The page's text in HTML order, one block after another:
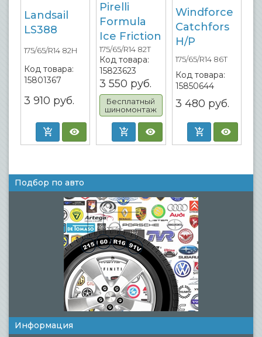
Landsail
LS388
175/65/R14 82H
Код товара:
15801367
3 910 руб.
Pirelli
Formula
Ice Friction
175/65/R14 82T
Код товара:
15823623
3 550 руб.
Бесплатный
шиномонтаж
Windforce
Catchfors
H/P
175/65/R14 86T
Код товара:
15850644
3 480 руб.
Подбор по авто
Информация